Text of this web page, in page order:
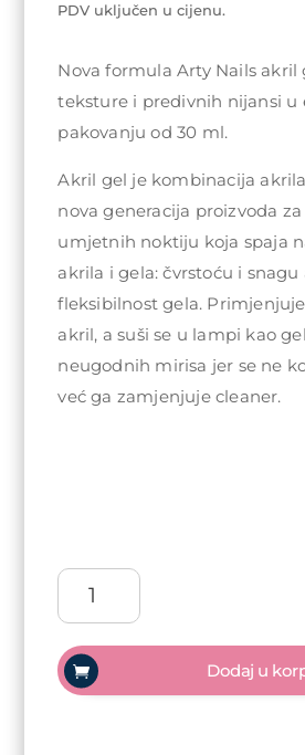
PDV uključen u cijenu.
Nova formula Arty Nails akril
teksture i predivnih nijansi u
pakovanju od 30 ml.
Akril gel je kombinacija
nova generacija proizvoda
umjetnih noktiju koja spaja
akrila i gela: čvrstoću i
fleksibilnost gela.
akril, a suši se u lampi kao
neugodnih mirisa jer se ne
već ga zamjenjuje cleaner.
Arty
Nails
Acrylic
gel
30ml
Dodaj u